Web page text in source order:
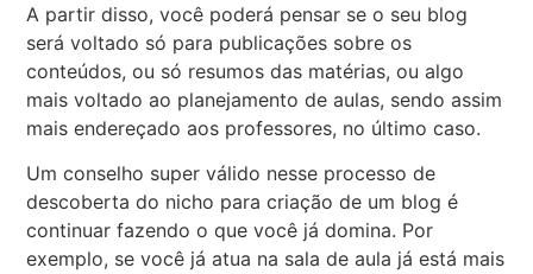
A partir disso, você poderá pensar se o seu blog
será voltado só para publicações sobre os
conteúdos, ou só resumos das matérias, ou algo
mais voltado ao planejamento de aulas, sendo assim
mais endereçado aos professores, no último caso.
Um conselho super válido nesse processo de
descoberta do nicho para criação de um blog é
continuar fazendo o que você já domina. Por
exemplo, se você já atua na sala de aula já está mais